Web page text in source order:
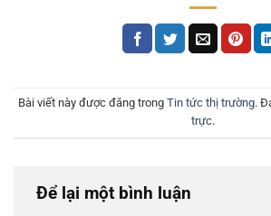
Bài viết này được đăng trong Tin tức thị trường.
trực.
Để lại một bình luận